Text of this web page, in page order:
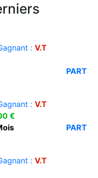
: V.T
PART
: V.T
€
PART
: V.T